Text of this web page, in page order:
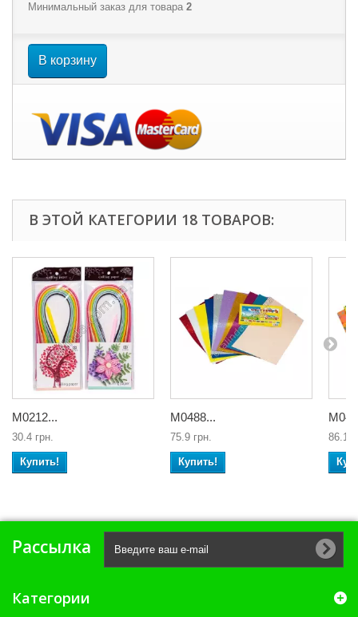
Минимальный заказ для товара 2
В корзину
В ЭТОЙ КАТЕГОРИИ 18 ТОВАРОВ:
М0212...
30.4 грн.
Купить!
М0488...
75.9 грн.
Купить!
86.1
Рассылка
Категории